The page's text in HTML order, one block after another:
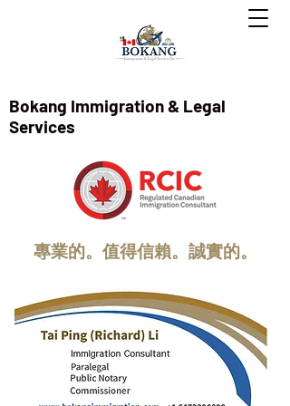
Bokang Immigration & Legal
Services
專業的。值得信賴。誠實的。